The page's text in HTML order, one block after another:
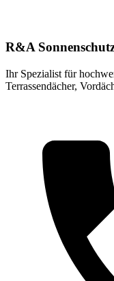
R&A
Ihr Spezialist für
Terrassendächer,